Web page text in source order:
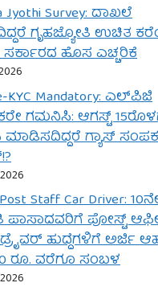
Jyothi Survey: ದಾಖಲೆ
ಗೃಹಜ್ಯೋತಿ ಉಚಿತ
ಹೊಸ ಎಚ್ಚರಿಕೆ
KYC Mandatory: ಎಲ್‌ಪಿಜಿ
ಗಮನಿಸಿ: ಆಗಸ್ಟ್
ಮಾಡಿಸದಿದ್ದರೆ ಗ್ಯಾಸ್
Staff Car Driver:
ಪಾಸಾದವರಿಗೆ ಪೋಸ್ಟ್
ಹುದ್ದೆಗಳಿಗೆ ಅರ್ಜಿ
ರೂ. ವರೆಗೂ ಸಂಬಳ